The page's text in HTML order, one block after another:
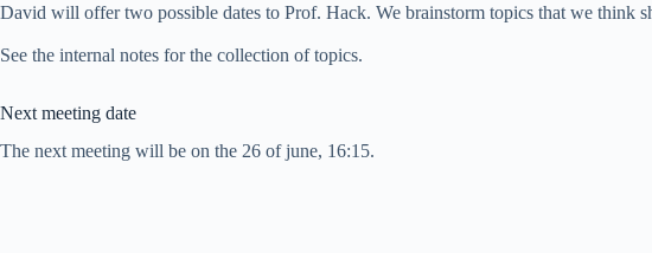
David will offer two possible dates to Prof. Hack. We brainstorm topics that we think
See the internal notes for the collection of topics.
Next meeting date
The next meeting will be on the 26 of june, 16:15.